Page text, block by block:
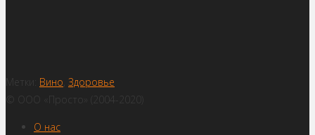
Метки: Вино Здоровье
© ООО «Просто» (2004-2020)
О нас